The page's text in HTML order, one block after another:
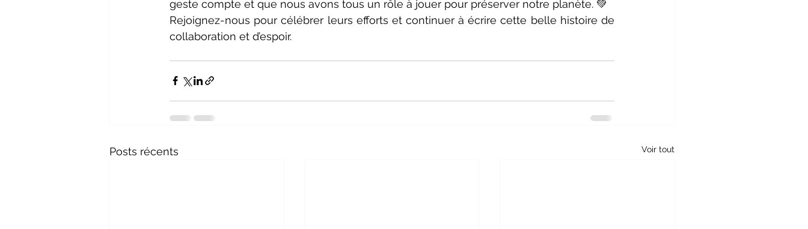
geste compte et que nous avons tous un rôle à jouer pour préserver notre planète. 💚
Rejoignez-nous pour célébrer leurs efforts et continuer à écrire cette belle histoire de
collaboration et d’espoir.
Posts récents Voir tout